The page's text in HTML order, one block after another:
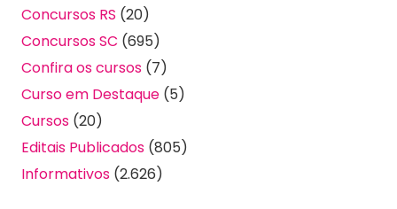
Concursos RS (20)
Concursos SC (695)
Confira os cursos (7)
Curso em Destaque (5)
Cursos (20)
Editais Publicados (805)
Informativos (2.626)